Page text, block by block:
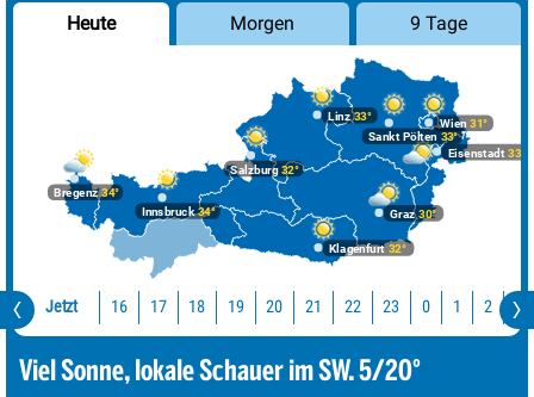
Heute Morgen 9 Tage
Bregenz34°
Graz30°
Innsbruck34°
Klagenfurt 32°
Linz33°
Salzburg32°
Wien 31°
Eisenstadt 33°
Sankt Pölten 33°
Jetzt 16 17 18 19 20 21 22 23 0 1 2 3
Viel Sonne, lokale Schauer im SW. 5/20°